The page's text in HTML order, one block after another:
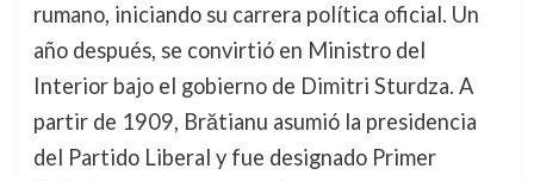
rumano, iniciando su carrera política oficial. Un
año después, se convirtió en Ministro del
Interior bajo el gobierno de Dimitri Sturdza. A
partir de 1909, Brătianu asumió la presidencia
del Partido Liberal y fue designado Primer